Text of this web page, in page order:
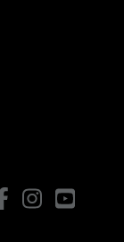
FacebookInstagram